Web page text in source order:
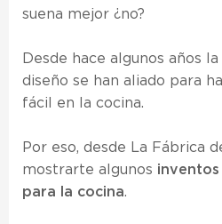
suena mejor ¿no?
Desde hace algunos años
diseño se han aliado para
fácil en la cocina.
Por eso, desde La Fábrica
mostrarte algunos
para la cocina.